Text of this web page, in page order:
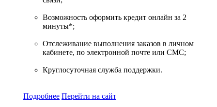
Возможность оформить кредит онлайн за 2
минуты*;
Отслеживание выполнения заказов в личном
кабинете, по электронной почте или СМС;
Круглосуточная служба поддержки.
Подробнее Перейти на сайт